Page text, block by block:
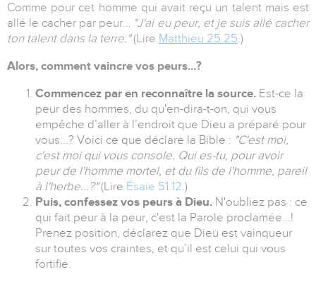
Comme pour cet homme qui avait reçu un talent mais est
allé le cacher par peur… "J'ai eu peur, et je suis allé cacher
ton talent dans la terre."(Lire Matthieu 25.25.)
Alors, comment vaincre vos peurs...?
Commencez par en reconnaître la source. Est-ce la
peur des hommes, du qu'en-dira-t-on, qui vous
empêche d’aller à l’endroit que Dieu a préparé pour
vous...? Voici ce que déclare la Bible : "C'est moi,
c'est moi qui vous console. Qui es-tu, pour avoir
peur de l'homme mortel, et du fils de l'homme, pareil
à l'herbe...?"(Lire Ésaïe 51.12.)
Puis, confessez vos peurs à Dieu. N'oubliez pas : ce
qui fait peur à la peur, c'est la Parole proclamée...!
Prenez position, déclarez que Dieu est vainqueur
sur toutes vos craintes, et qu’il est celui qui vous
fortifie.